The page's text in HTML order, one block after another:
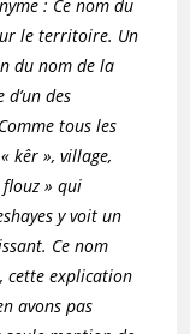
: Ce nom du
le territoire. Un
du nom de la
des
tous les
kêr », village,
flouz » qui
y voit un
Ce nom
cette explication
avons pas